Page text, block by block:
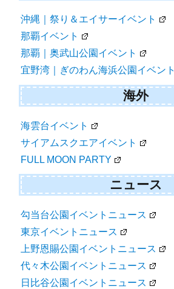
沖縄｜祭り＆エイサーイベント
那覇イベント
那覇｜奥武山公園イベント
宜野湾｜ぎのわん海浜公園イベント
海外
海雲台イベント
サイアムスクエアイベント
FULL MOON PARTY
ニュース
勾当台公園イベントニュース
東京イベントニュース
上野恩賜公園イベントニュース
代々木公園イベントニュース
日比谷公園イベントニュース